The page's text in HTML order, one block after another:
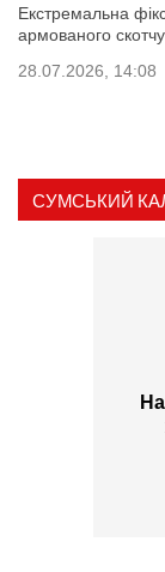
Екстремальна
армованого скотчу
28.07.2026, 14:08
СУМСЬКИЙ